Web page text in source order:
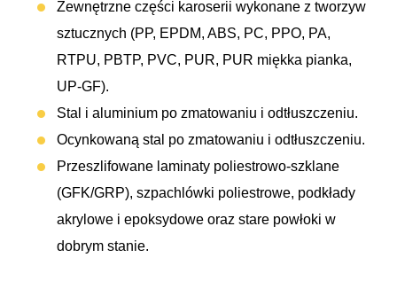
Zewnętrzne części karoserii wykonane z tworzyw
sztucznych (PP, EPDM, ABS, PC, PPO, PA,
RTPU, PBTP, PVC, PUR, PUR miękka pianka,
UP-GF).
Stal i aluminium po zmatowaniu i odtłuszczeniu.
Ocynkowaną stal po zmatowaniu i odtłuszczeniu.
Przeszlifowane laminaty poliestrowo-szklane
(GFK/GRP), szpachlówki poliestrowe, podkłady
akrylowe i epoksydowe oraz stare powłoki w
dobrym stanie.